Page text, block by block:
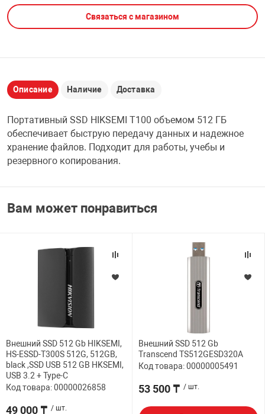
PCI АДАПТЕРЫ
USB
НАБОР ДЛЯ
CD-DVD ДИСКИ
ЛЕНТА ДЛЯ
ДОМА
ТЕХНИКА
Связаться с магазином
Описание Наличие Доставка
Портативный SSD HIKSEMI T100 объемом 512 ГБ
обеспечивает быструю передачу данных и надежное
хранение файлов. Подходит для работы, учебы и
резервного копирования.
Вам может понравиться
Внешний SSD 512 Gb HIKSEMI,
HS-ESSD-T300S 512G, 512GB,
black ,SSD USB 512 GB HKSEMI,
USB 3.2 + Type-C
Код товара: 00000026858
49 000 ₸ / шт.
Внешний SSD 512 Gb
Transcend TS512GESD320A
Код товара: 00000005491
53 500 ₸ / шт.